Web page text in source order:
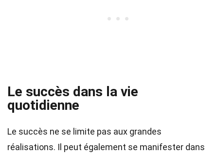
Le succès dans la vie
quotidienne
Le succès ne se limite pas aux grandes
réalisations. Il peut également se manifester dans